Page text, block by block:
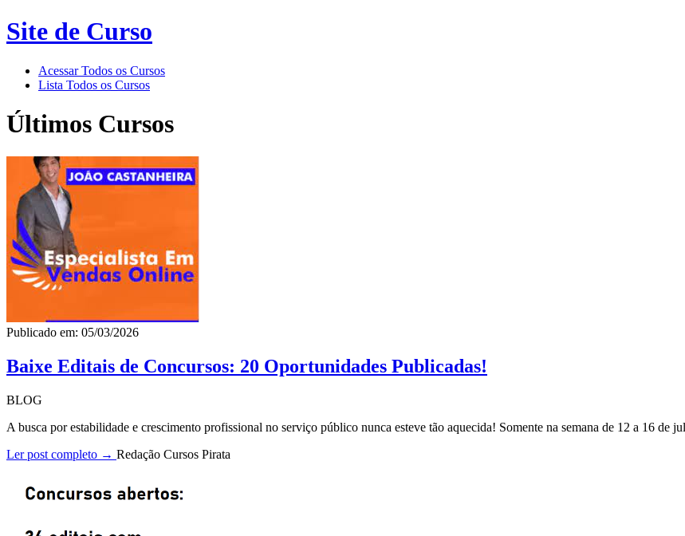
Site de Curso
Acessar Todos os Cursos
Lista Todos os Cursos
Últimos Cursos
Publicado em: 05/03/2026
Baixe Editais de Concursos: 20 Oportunidades Publicadas!
BLOG
A busca por estabilidade e crescimento profissional no serviço público nunca esteve tão aquecida! Somente na semana de 12 a 16 de
Ler post completo → Redação Cursos Pirata